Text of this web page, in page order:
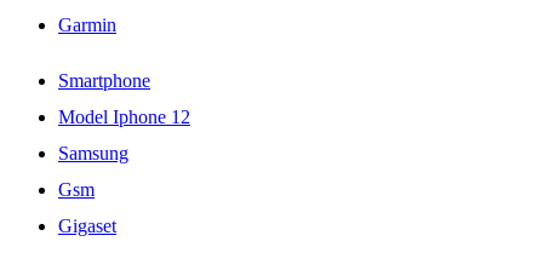
Garmin
Smartphone
Model Iphone 12
Samsung
Gsm
Gigaset